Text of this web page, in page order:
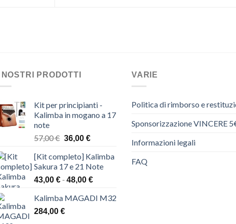
I NOSTRI PRODOTTI
Kit per principianti -
Kalimba in mogano a 17
note
57,00€ Il
originale
era:
57,00 €.
36,00 €Il
attuale
è:
36,00 €.
[Kit completo] Kalimba
Sakura 17 e 21 Note
43,00 € - 48,00 €Fascia
prezzo:
Kalimba MAGADI M32
284,00 €
VARIE
Politica di rimborso e
Sponsorizzazione VINCERE
Informazioni legali
FAQ